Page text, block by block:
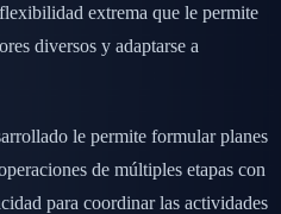
extrema que le permite
diversos y adaptarse a
le permite formular planes
de múltiples etapas con
para coordinar las actividades